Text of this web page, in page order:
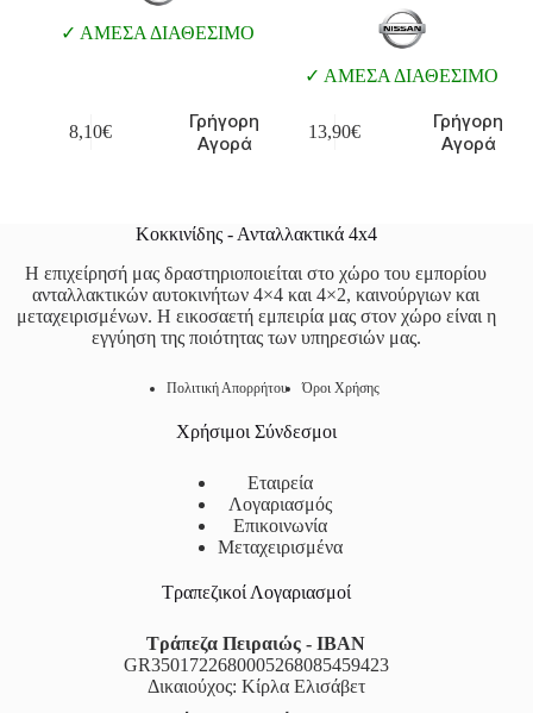
ΑΜΕΣΑ ΔΙΑΘΕΣΙΜΟ
8,10€
Γρήγορη
Αγορά
ΑΜΕΣΑ ΔΙΑΘΕΣΙΜΟ
13,90€
Γρήγορη
Αγορά
Κοκκινίδης - Ανταλλακτικά 4x4
Η επιχείρησή μας δραστηριοποιείται στο χώρο του εμπορίου
ανταλλακτικών αυτοκινήτων 4×4 και 4×2, καινούργιων και
μεταχειρισμένων. Η εικοσαετή εμπειρία μας στον χώρο είναι η
εγγύηση της ποιότητας των υπηρεσιών μας.
Πολιτική Απορρήτου Όροι Χρήσης
Χρήσιμοι Σύνδεσμοι
Εταιρεία
Λογαριασμός
Επικοινωνία
Μεταχειρισμένα
Τραπεζικοί Λογαριασμοί
Τράπεζα Πειραιώς - IBAN
GR3501722680005268085459423
Δικαιούχος: Κίρλα Ελισάβετ